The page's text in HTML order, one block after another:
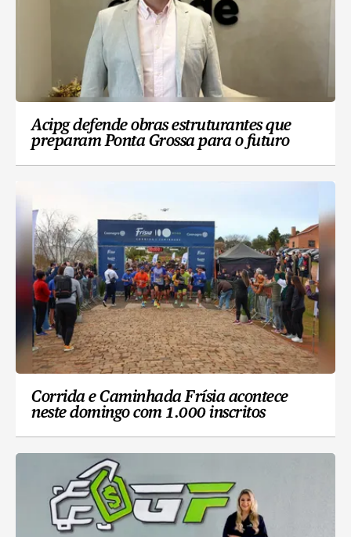
Acipg defende obras estruturantes que
preparam Ponta Grossa para o futuro
Corrida e Caminhada Frísia acontece
neste domingo com 1.000 inscritos